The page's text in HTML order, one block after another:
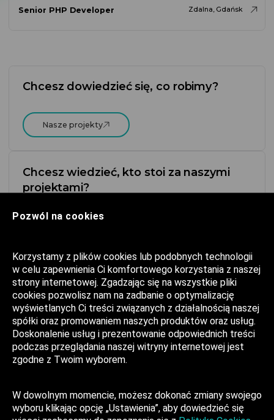
Pozwól na cookies
Korzystamy z plików cookies lub podobnych technologii
w celu zapewnienia Ci komfortowego korzystania z naszej
strony internetowej. Zgadzając się na wszystkie pliki
cookies pozwolisz nam na zadbanie o optymalizację
wyświetlanych Ci treści związanych z działalnością naszej
spółki oraz promowaniem naszych produktów oraz usług.
Doskonalenie usług i prezentowanie odpowiednich treści
podczas przeglądania naszej witryny internetowej jest
zgodne z Twoim wyborem.
W dowolnym momencie, możesz dokonać zmiany swojego
wyboru klikając opcję „Ustawienia”, aby dowiedzieć się
Senior PHP Developer Zdalna, Gdańsk
Chcesz dowiedzieć się, co robimy?
Nasze projekty
Chcesz wiedzieć, kto stoiza naszymi
projektami?
Polityka Prywatności
Zaufani Partnerzy
FAQ